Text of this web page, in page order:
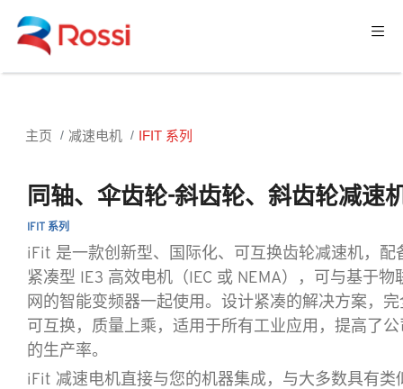
主页 减速电机 IFIT 系列
同轴、伞齿轮-斜齿轮、斜齿轮减速
IFIT 系列
iFit 是一款创新型、国际化、可互换齿轮减速机，配
紧凑型 IE3 高效电机（IEC 或 NEMA），可与基于物
网的智能变频器一起使用。设计紧凑的解决方案，完
可互换，质量上乘，适用于所有工业应用，提高了公
的生产率。
iFit 减速电机直接与您的机器集成，与大多数具有类